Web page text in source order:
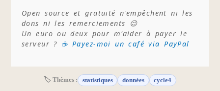
Open source et gratuité n'empêchent ni les
dons ni les remerciements 😉
Un euro ou deux pour m'aider à payer le
serveur ? ☕ Payez-moi un café via PayPal
🏷 Thèmes : statistiques données cycle4